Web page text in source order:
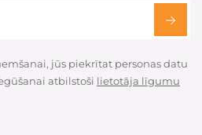
jūs piekrītat personas datu
atbilstoši lietotāja līgumu